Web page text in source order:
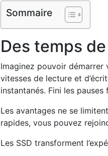
Sommaire
Des temps
Imaginez pouvoir démarrer
vitesses de lecture et
instantanés. Fini les
Les avantages ne se
rapides, vous pouvez
Les SSD transforment